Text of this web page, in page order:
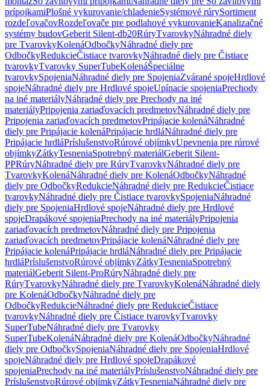
prípojkamiPlošné vykurovanie/chladenieSystémové rúrySortiment
rozdeľovačovRozdeľovače pre podlahové vykurovanieKanalizačné
systémy budovGeberit Silent-db20RúryTvarovkyNáhradné diely
pre TvarovkyKolenáOdbočkyNáhradné diely pre
OdbočkyRedukcieČistiace tvarovkyNáhradné diely pre Čistiace
tvarovkyTvarovky SuperTubeKolenáŠpeciálne
tvarovkySpojeniaNáhradné diely pre SpojeniaZvárané spojeHrdlové
spojeNáhradné diely pre Hrdlové spojeUpínacie spojeniaPrechody
na iné materiályNáhradné diely pre Prechody na iné
materiályPripojenia zariaďovacích predmetovNáhradné diely pre
Pripojenia zariaďovacích predmetovPripájacie kolenáNáhradné
diely pre Pripájacie kolenáPripájacie hrdláNáhradné diely pre
Pripájacie hrdláPríslušenstvoRúrové objímkyUpevnenia pre rúrové
objímkyZátkyTesneniaSpotrebný materiálGeberit Silent-
PPRúryNáhradné diely pre RúryTvarovkyNáhradné diely pre
TvarovkyKolenáNáhradné diely pre KolenáOdbočkyNáhradné
diely pre OdbočkyRedukcieNáhradné diely pre RedukcieČistiace
tvarovkyNáhradné diely pre Čistiace tvarovkySpojeniaNáhradné
diely pre SpojeniaHrdlové spojeNáhradné diely pre Hrdlové
spojeDrapákové spojeniaPrechody na iné materiályPripojenia
zariaďovacích predmetovNáhradné diely pre Pripojenia
zariaďovacích predmetovPripájacie kolenáNáhradné diely pre
Pripájacie kolenáPripájacie hrdláNáhradné diely pre Pripájacie
hrdláPríslušenstvoRúrové objímkyZátkyTesneniaSpotrebný
materiálGeberit Silent-ProRúryNáhradné diely pre
RúryTvarovkyNáhradné diely pre TvarovkyKolenáNáhradné diely
pre KolenáOdbočkyNáhradné diely pre
OdbočkyRedukcieNáhradné diely pre RedukcieČistiace
tvarovkyNáhradné diely pre Čistiace tvarovkyTvarovky
SuperTubeNáhradné diely pre Tvarovky
SuperTubeKolenáNáhradné diely pre KolenáOdbočkyNáhradné
diely pre OdbočkySpojeniaNáhradné diely pre SpojeniaHrdlové
spojeNáhradné diely pre Hrdlové spojeDrapákové
spojeniaPrechody na iné materiályPríslušenstvoNáhradné diely pre
PríslušenstvoRúrové objímkyZátkyTesneniaNáhradné diely pre